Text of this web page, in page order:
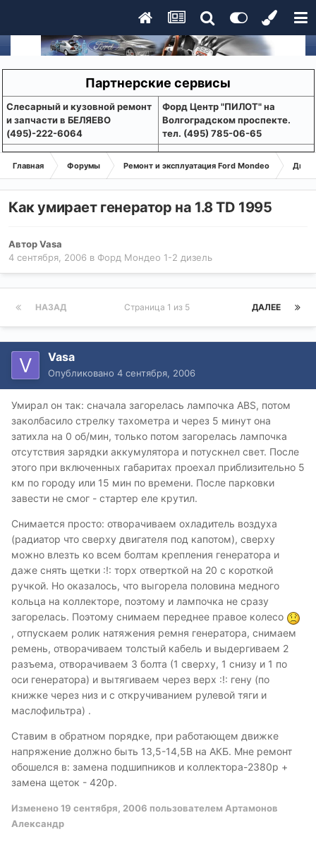
Партнерские сервисы
Слесарный и кузовной ремонт
и запчасти в БЕЛЯЕВО
(495)-222-6064
Форд Центр "ПИЛОТ" на
Волгоградском проспекте.
тел. (495) 785-06-65
Главная Форумы Ремонт и эксплуатация Ford Mondeo
Как умирает генератор на 1.8 TD 1995
АвторVasa
4 сентября, 2006 в Форд Мондео 1-2 дизель
НАЗАД ДАЛЕЕ
Страница 1 из 5
Vasa
Опубликовано 4 сентября, 2006
Умирал он так: сначала загорелась лампочка ABS, потом
заколбасило стрелку тахометра и через 5 минут она
затихла на 0 об/мин, только потом загорелась лампочка
отсутствия зарядки аккумулятора и потускнел свет. После
этого при включенных габаритах проехал приблизительно 5
км по городу или 15 мин по времени. После парковки
завести не смог - стартер еле крутил.
Снимается просто: отворачиваем охладитель воздуха
(радиатор что сверху двигателя под капотом), сверху
можно влезть ко всем болтам крепления генератора и
даже снять щетки :!: торх отверткой на 20 с короткой
ручкой. Но оказалось, что выгорела половина медного
кольца на коллекторе, поэтому и лампочка не сразу
загорелась. Поэтому снимаем переднее правое колесо
, отпускаем ролик натяжения ремня генератора, снимаем
ремень, отворачиваем толстый кабель и выдергиваем 2
разъема, отворачиваем 3 болта (1 сверху, 1 снизу и 1 по
оси генератора) и вытягиваем через верх :!: гену (по
книжке через низ и с откручиванием рулевой тяги и
маслофильтра) .
Ставим в обратном порядке, при работающем движке
напряжение должно быть 13,5-14,5В на АКБ. Мне ремонт
обошелся в: замена подшипников и коллектора-2380р +
замена щеток - 420р.
Изменено19 сентября, 2006 пользователем Артамонов
Александр